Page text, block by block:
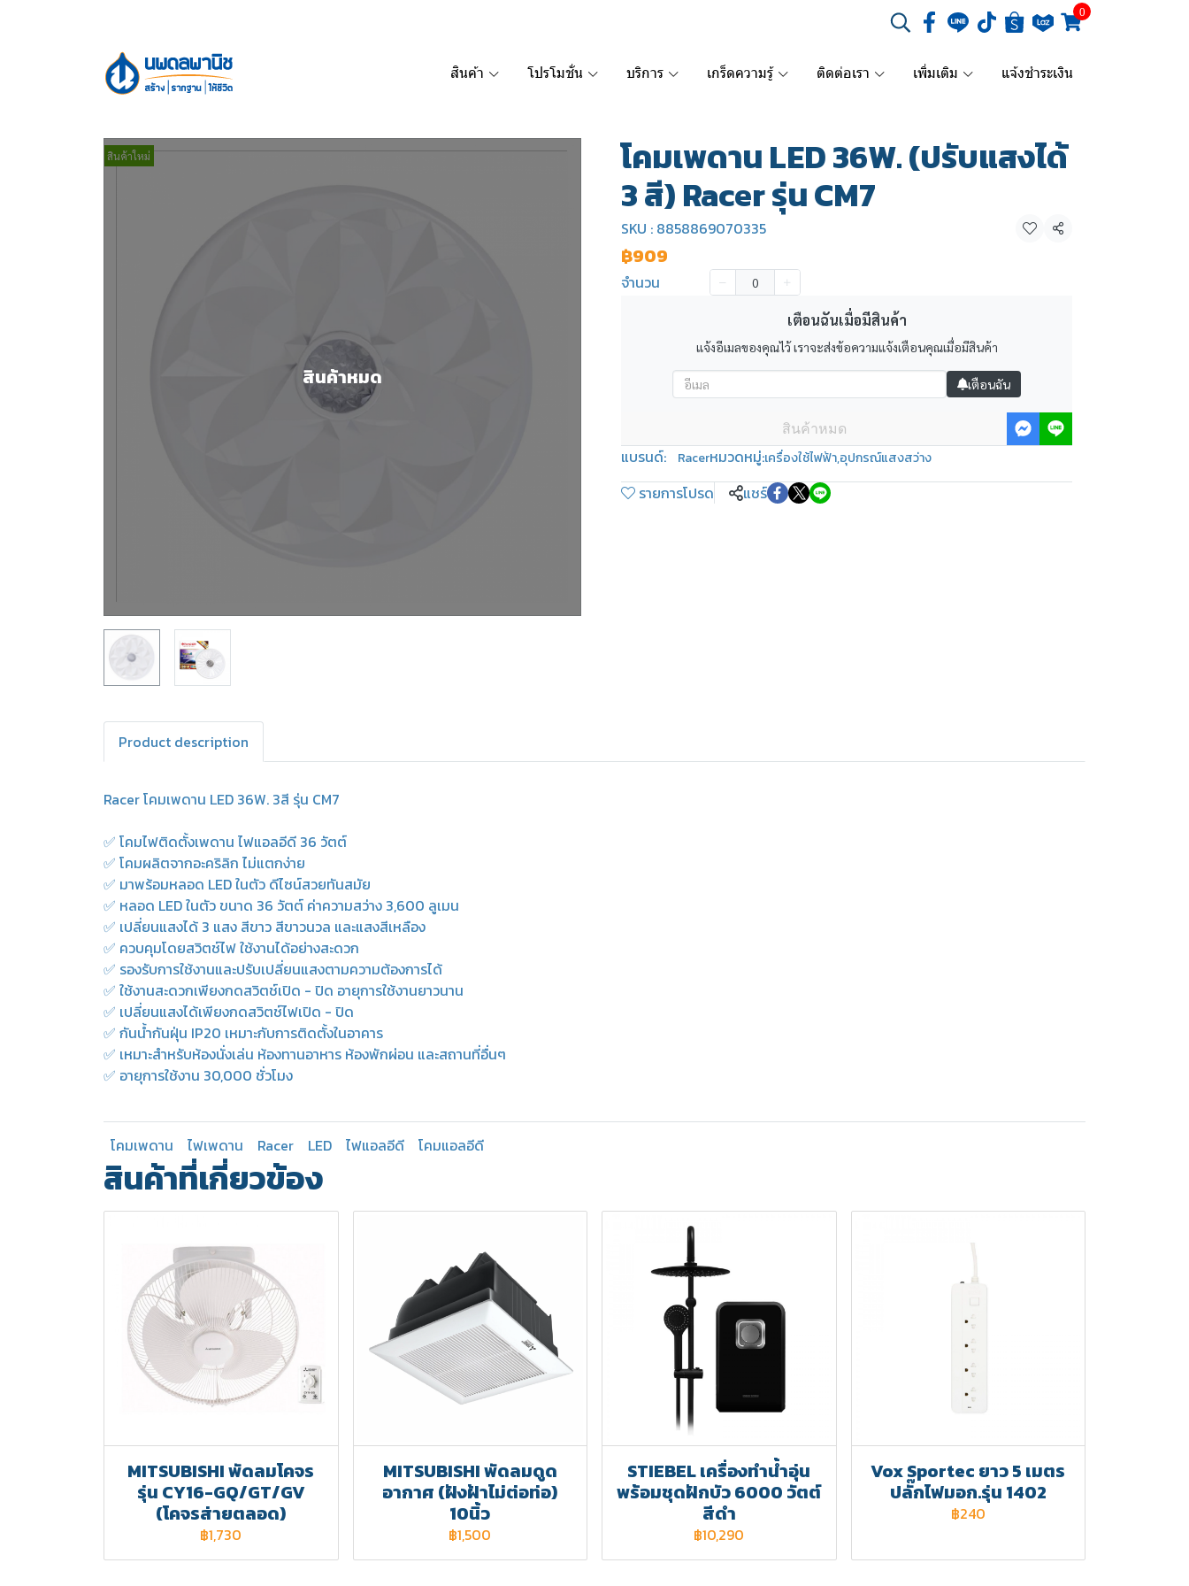
0
สินค้า โปรโมชั่น บริการ เกร็ดความรู้ ติดต่อเรา เพิ่มเติม แจ้งชำระเงิน
สินค้าใหม่
สินค้าหมด
โคมเพดาน LED 36W. (ปรับแสงได้
3 สี) Racer รุ่น CM7
SKU : 8858869070335 แชร์
฿909
จำนวน
เตือนฉันเมื่อมีสินค้า
แจ้งอีเมลของคุณไว้ เราจะส่งข้อความแจ้งเตือนคุณเมื่อมีสินค้า
เตือนฉัน
สินค้าหมด
แบรนด์: Racerหมวดหมู่:เครื่องใช้ไฟฟ้า,อุปกรณ์แสงสว่าง
รายการโปรด แชร์
Product description
Racer โคมเพดาน LED 36W. 3สี รุ่น CM7
✅ โคมไฟติดตั้งเพดาน ไฟแอลอีดี 36 วัตต์
✅ โคมผลิตจากอะคริลิก ไม่แตกง่าย
✅ มาพร้อมหลอด LED ในตัว ดีไซน์สวยทันสมัย
✅ หลอด LED ในตัว ขนาด 36 วัตต์ ค่าความสว่าง 3,600 ลูเมน
✅ เปลี่ยนแสงได้ 3 แสง สีขาว สีขาวนวล และแสงสีเหลือง
✅ ควบคุมโดยสวิตช์ไฟ ใช้งานได้อย่างสะดวก
✅ รองรับการใช้งานและปรับเปลี่ยนแสงตามความต้องการได้
✅ ใช้งานสะดวกเพียงกดสวิตช์เปิด - ปิด อายุการใช้งานยาวนาน
✅ เปลี่ยนแสงได้เพียงกดสวิตช์ไฟเปิด - ปิด
✅ กันน้ำกันฝุ่น IP20 เหมาะกับการติดตั้งในอาคาร
✅ เหมาะสำหรับห้องนั่งเล่น ห้องทานอาหาร ห้องพักผ่อน และสถานที่อื่นๆ
✅ อายุการใช้งาน 30,000 ชั่วโมง
โคมเพดาน ไฟเพดาน Racer LED ไฟแอลอีดี โคมแอลอีดี
สินค้าที่เกี่ยวข้อง
MITSUBISHI พัดลมโคจร
รุ่น CY16-GQ/GT/GV
(โคจรส่ายตลอด)
฿1,730
MITSUBISHI พัดลมดูด
อากาศ (ฝังฝ้าไม่ต่อท่อ)
10นิ้ว
฿1,500
STIEBEL เครื่องทำน้ำอุ่น
พร้อมชุดฝักบัว 6000 วัตต์
สีดำ
฿10,290
Vox Sportec ยาว 5 เมตร
ปลั๊กไฟมอก.รุ่น 1402
฿240